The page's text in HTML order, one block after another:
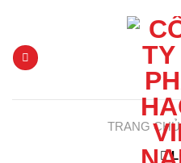
dung
TRANG CHỦ